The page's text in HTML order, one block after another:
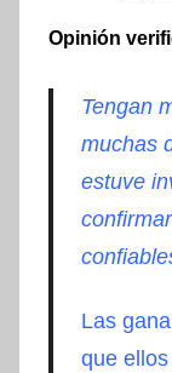
Opinión
Tengan
muchas
estuve
Las
que